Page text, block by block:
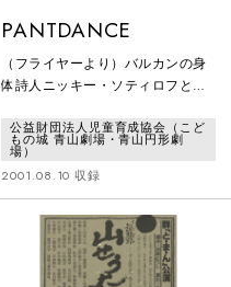
PANTDANCE
（フライヤーより）バルカンの身
体詩人ニッキー・ソティロフと劇
公益財団法人児童育成協会（こど
もの城 青山劇場・青山円形劇
場）
2001.08.10 収録